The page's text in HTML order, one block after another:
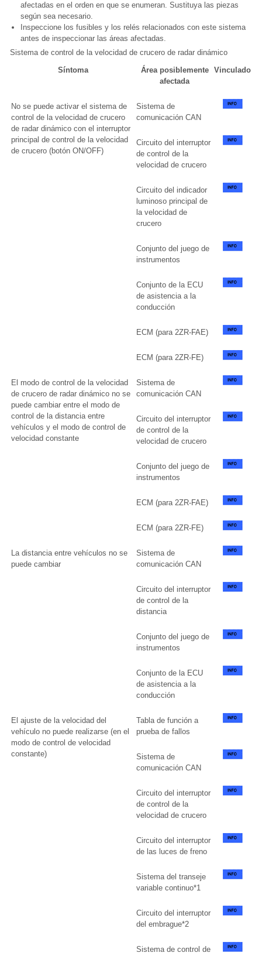
afectadas en el orden en que se enumeran. Sustituya las piezas
según sea necesario.
Inspeccione los fusibles y los relés relacionados con este sistema
antes de inspeccionar las áreas afectadas.
Sistema de control de la velocidad de crucero de radar dinámico
Síntoma
Área posiblemente
afectada
Vinculado
No se puede activar el sistema de
control de la velocidad de crucero
de radar dinámico con el interruptor
principal de control de la velocidad
de crucero (botón ON/OFF)
Sistema de
comunicación CAN
Circuito del interruptor
de control de la
velocidad de crucero
Circuito del indicador
luminoso principal de
la velocidad de
crucero
Conjunto del juego de
instrumentos
Conjunto de la ECU
de asistencia a la
conducción
ECM (para 2ZR-FAE)
ECM (para 2ZR-FE)
El modo de control de la velocidad
de crucero de radar dinámico no se
puede cambiar entre el modo de
control de la distancia entre
vehículos y el modo de control de
velocidad constante
Sistema de
comunicación CAN
Circuito del interruptor
de control de la
velocidad de crucero
Conjunto del juego de
instrumentos
ECM (para 2ZR-FAE)
ECM (para 2ZR-FE)
La distancia entre vehículos no se
puede cambiar
Sistema de
comunicación CAN
Circuito del interruptor
de control de la
distancia
Conjunto del juego de
instrumentos
Conjunto de la ECU
de asistencia a la
conducción
El ajuste de la velocidad del
vehículo no puede realizarse (en el
modo de control de velocidad
constante)
Tabla de función a
prueba de fallos
Sistema de
comunicación CAN
Circuito del interruptor
de control de la
velocidad de crucero
Circuito del interruptor
de las luces de freno
Sistema del transeje
variable continuo*1
Circuito del interruptor
del embrague*2
Sistema de control de